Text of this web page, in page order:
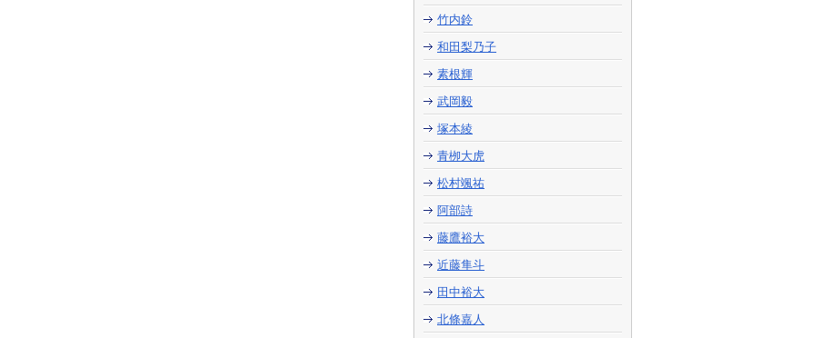
竹内鈴
和田梨乃子
素根輝
武岡毅
塚本綾
青栁大虎
松村颯祐
阿部詩
藤鷹裕大
近藤隼斗
田中裕大
北條嘉人